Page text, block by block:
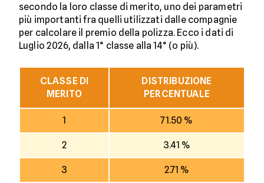
secondo la loro classe di merito, uno dei parametri
più importanti fra quelli utilizzati dalle compagnie
per calcolare il premio della polizza. Ecco i dati di
Luglio 2026, dalla 1° classe alla 14° (o più).
CLASSE DI
MERITO
DISTRIBUZIONE
PERCENTUALE
1 71.50 %
2 3.41 %
3 2.71 %